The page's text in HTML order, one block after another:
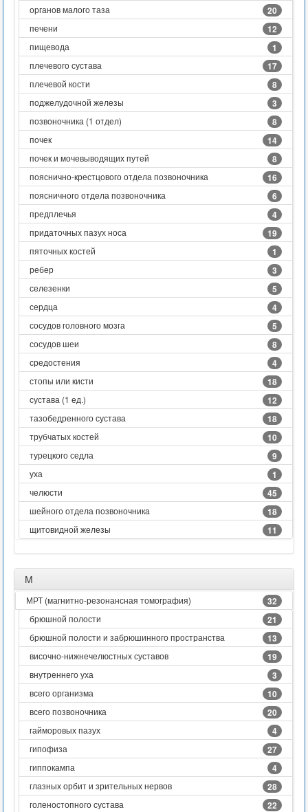
органов малого таза 20
печени 12
пищевода 1
плечевого сустава 17
плечевой кости 8
поджелудочной железы 3
позвоночника (1 отдел) 8
почек 14
почек и мочевыводящих путей 8
пояснично-крестцового отдела позвоночника 16
поясничного отдела позвоночника 6
предплечья 4
придаточных пазух носа 19
пяточных костей 1
ребер 3
селезенки 5
сердца 4
сосудов головного мозга 5
сосудов шеи 8
средостения 4
стопы или кисти 18
сустава (1 ед.) 12
тазобедренного сустава 18
трубчатых костей 10
турецкого седла 9
уха 1
челюсти 45
шейного отдела позвоночника 18
щитовидной железы 11
М
МРТ (магнитно-резонансная томография) 32
брюшной полости 21
брюшной полости и забрюшинного пространства 13
височно-нижнечелюстных суставов 19
внутреннего уха 3
всего организма 10
всего позвоночника 20
гайморовых пазух 4
гипофиза 27
гиппокампа 4
глазных орбит и зрительных нервов 28
голеностопного сустава 22